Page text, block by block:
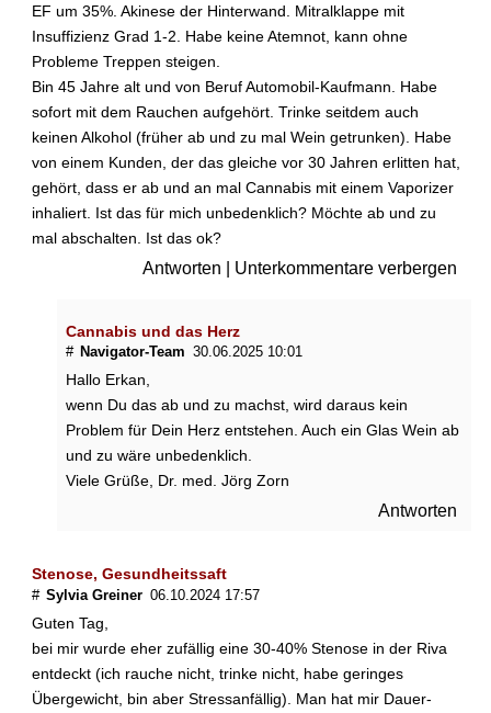
EF um 35%. Akinese der Hinterwand. Mitralklappe mit
Insuffizienz Grad 1-2. Habe keine Atemnot, kann ohne
Probleme Treppen steigen.
Bin 45 Jahre alt und von Beruf Automobil-Kaufmann. Habe
sofort mit dem Rauchen aufgehört. Trinke seitdem auch
keinen Alkohol (früher ab und zu mal Wein getrunken). Habe
von einem Kunden, der das gleiche vor 30 Jahren erlitten hat,
gehört, dass er ab und an mal Cannabis mit einem Vaporizer
inhaliert. Ist das für mich unbedenklich? Möchte ab und zu
mal abschalten. Ist das ok?
Antworten Unterkommentare verbergen
Cannabis und das Herz
# Navigator-Team 30.06.2025 10:01
Hallo Erkan,
wenn Du das ab und zu machst, wird daraus kein
Problem für Dein Herz entstehen. Auch ein Glas Wein ab
und zu wäre unbedenklich.
Viele Grüße, Dr. med. Jörg Zorn
Antworten
Stenose, Gesundheitssaft
# Sylvia Greiner 06.10.2024 17:57
Guten Tag,
bei mir wurde eher zufällig eine 30-40% Stenose in der Riva
entdeckt (ich rauche nicht, trinke nicht, habe geringes
Übergewicht, bin aber Stressanfällig). Man hat mir Dauer-